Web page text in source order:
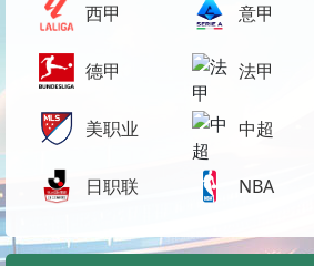
西甲 意甲
德甲 法甲
美职业 中超
日职联 NBA